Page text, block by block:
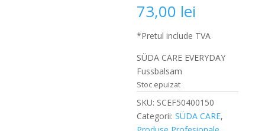
73,00 lei
*Pretul include TVA
SÜDA CARE EVERYDAY
Fussbalsam
Stoc epuizat
SKU: SCEF50400150
Categorii:SÜDA CARE,